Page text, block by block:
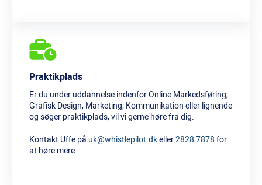
Praktikplads
Er du under uddannelse indenfor Online Markedsføring,
Grafisk Design, Marketing, Kommunikation eller lignende
og søger praktikplads, vil vi gerne høre fra dig.
Kontakt Uffe på uk@whistlepilot.dkeller2828 7878for
at høre mere.